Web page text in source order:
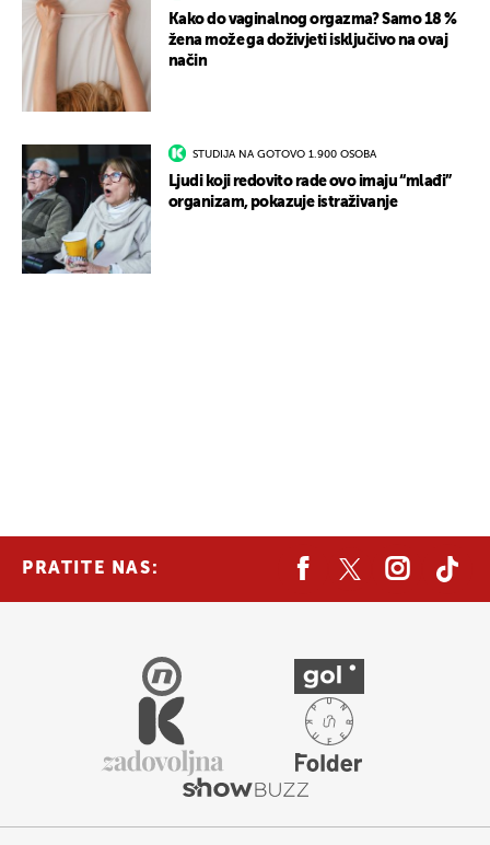
Kako do vaginalnog orgazma? Samo 18 %
žena može ga doživjeti isključivo na ovaj
način
STUDIJA NA GOTOVO 1.900 OSOBA
Ljudi koji redovito rade ovo imaju “mlađi”
organizam, pokazuje istraživanje
PRATITE NAS: